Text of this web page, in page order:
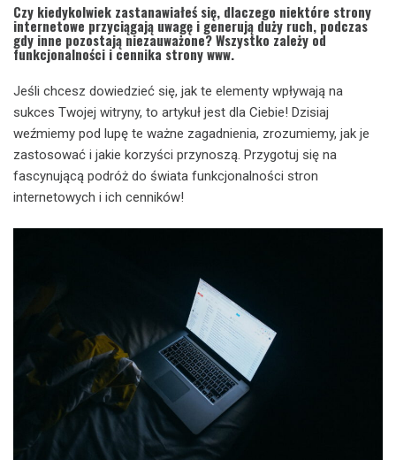
Czy kiedykolwiek zastanawiałeś się, dlaczego niektóre strony
internetowe przyciągają uwagę i generują duży ruch, podczas
gdy inne pozostają niezauważone? Wszystko zależy od
funkcjonalności i cennika strony www.
Jeśli chcesz dowiedzieć się, jak te elementy wpływają na
sukces Twojej witryny, to artykuł jest dla Ciebie! Dzisiaj
weźmiemy pod lupę te ważne zagadnienia, zrozumiemy, jak je
zastosować i jakie korzyści przynoszą. Przygotuj się na
fascynującą podróż do świata funkcjonalności stron
internetowych i ich cenników!